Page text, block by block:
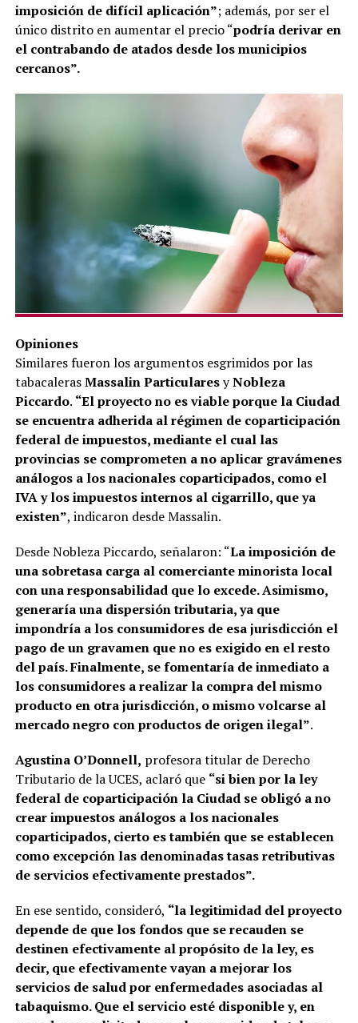
imposición de difícil aplicación”; además, por ser el
único distrito en aumentar el precio “podría derivar en
el contrabando de atados desde los municipios
cercanos”.
Opiniones
Similares fueron los argumentos esgrimidos por las
tabacalerasMassalin ParticularesyNobleza
Piccardo. “El proyecto no es viable porque la Ciudad
se encuentra adherida al régimen de coparticipación
federal de impuestos, mediante el cual las
provincias se comprometen a no aplicar gravámenes
análogos a los nacionales coparticipados, como el
IVA y los impuestos internos al cigarrillo, que ya
existen”, indicaron desde Massalin.
Desde Nobleza Piccardo, señalaron: “La imposición de
una sobretasa carga al comerciante minorista local
con una responsabilidad que lo excede. Asimismo,
generaría una dispersión tributaria, ya que
impondría a los consumidores de esa jurisdicción el
pago de un gravamen que no es exigido en el resto
del país. Finalmente, se fomentaría de inmediato a
los consumidores a realizar la compra del mismo
producto en otra jurisdicción, o mismo volcarse al
mercado negro con productos de origen ilegal”.
Agustina O’Donnell, profesora titular de Derecho
Tributario de la UCES, aclaró que “si bien por la ley
federal de coparticipación la Ciudad se obligó a no
crear impuestos análogos a los nacionales
coparticipados, cierto es también que se establecen
como excepción las denominadas tasas retributivas
de servicios efectivamente prestados”.
En ese sentido, consideró, “la legitimidad del proyecto
depende de que los fondos que se recauden se
destinen efectivamente al propósito de la ley, es
decir, que efectivamente vayan a mejorar los
servicios de salud por enfermedades asociadas al
tabaquismo. Que el servicio esté disponible y, en